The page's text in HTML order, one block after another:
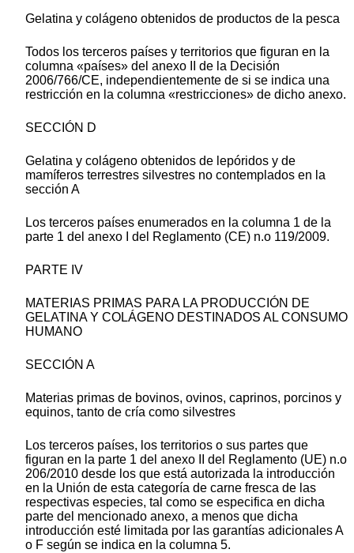
Gelatina y colágeno obtenidos de productos de la pesca
Todos los terceros países y territorios que figuran en la
columna «países» del anexo II de la Decisión
2006/766/CE, independientemente de si se indica una
restricción en la columna «restricciones» de dicho anexo.
SECCIÓN D
Gelatina y colágeno obtenidos de lepóridos y de
mamíferos terrestres silvestres no contemplados en la
sección A
Los terceros países enumerados en la columna 1 de la
parte 1 del anexo I del Reglamento (CE) n.o 119/2009.
PARTE IV
MATERIAS PRIMAS PARA LA PRODUCCIÓN DE
GELATINA Y COLÁGENO DESTINADOS AL CONSUMO
HUMANO
SECCIÓN A
Materias primas de bovinos, ovinos, caprinos, porcinos y
equinos, tanto de cría como silvestres
Los terceros países, los territorios o sus partes que
figuran en la parte 1 del anexo II del Reglamento (UE) n.o
206/2010 desde los que está autorizada la introducción
en la Unión de esta categoría de carne fresca de las
respectivas especies, tal como se especifica en dicha
parte del mencionado anexo, a menos que dicha
introducción esté limitada por las garantías adicionales A
o F según se indica en la columna 5.